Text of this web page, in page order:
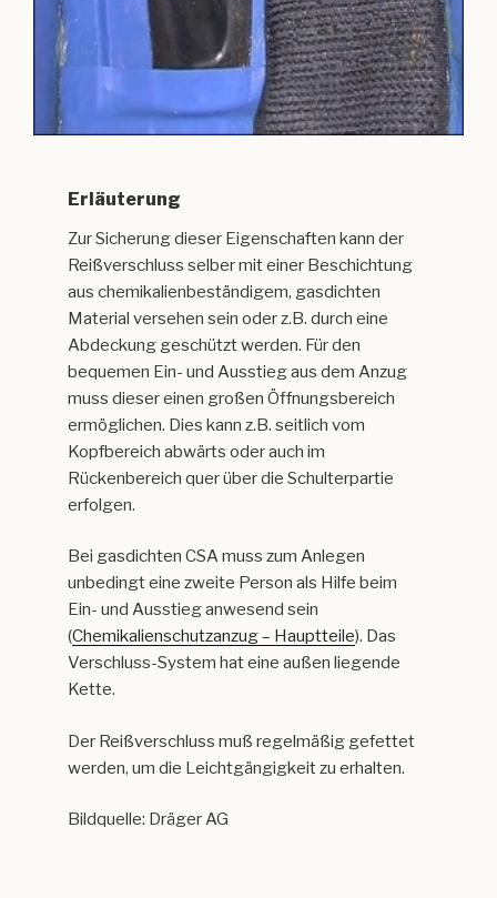
Erläuterung
Zur Sicherung dieser Eigenschaften kann der
Reißverschluss selber mit einer Beschichtung
aus chemikalienbeständigem, gasdichten
Material versehen sein oder z.B. durch eine
Abdeckung geschützt werden. Für den
bequemen Ein- und Ausstieg aus dem Anzug
muss dieser einen großen Öffnungsbereich
ermöglichen. Dies kann z.B. seitlich vom
Kopfbereich abwärts oder auch im
Rückenbereich quer über die Schulterpartie
erfolgen.
Bei gasdichten CSA muss zum Anlegen
unbedingt eine zweite Person als Hilfe beim
Ein- und Ausstieg anwesend sein
(Chemikalienschutzanzug – Hauptteile). Das
Verschluss-System hat eine außen liegende
Kette.
Der Reißverschluss muß regelmäßig gefettet
werden, um die Leichtgängigkeit zu erhalten.
Bildquelle: Dräger AG